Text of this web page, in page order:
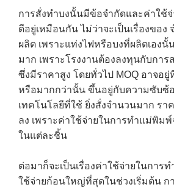
การสั่งทำบงนั้นมีข้อจำกัดและค่าใช้
ดีอยู่เหมือนกัน ไม่ว่าจะเป็นเรื่องของ
ผลิต เพราะแท่งไฟหรือบงที่ผลิตเองนั้
มาก เพราะโรงงานต้องลงทุนกับกา
ซึ่งมีราคาสูง โดยทั่วไป MOQ อาจอยู่
หรือมากกว่านั้น ขึ้นอยู่กับความซับซ้
เทคโนโลยีที่ใช้ ยิ่งสั่งจำนวนมาก รา
ลง เพราะค่าใช้จ่ายในการทำแม่พิมพ์
ในแต่ละชิ้น
ต่อมาก็จะเป็นเรื่องค่าใช้จ่ายในการ
ใช้จ่ายก้อนใหญ่ที่สุดในช่วงเริ่มต้น